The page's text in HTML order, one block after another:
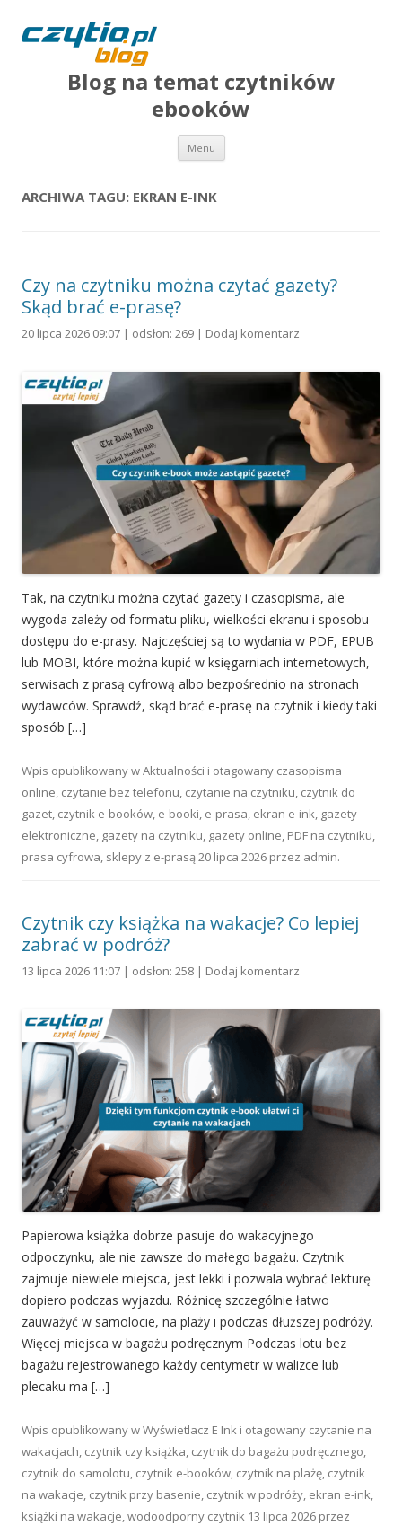
Blog na temat czytników
ebooków
Menu Przejdź do treści
ARCHIWA TAGU: EKRAN E-INK
Czy na czytniku można czytać gazety?
Skąd brać e-prasę?
20 lipca 2026 09:07 | odsłon: 269 | Dodaj komentarz
Tak, na czytniku można czytać gazety i czasopisma, ale
wygoda zależy od formatu pliku, wielkości ekranu i sposobu
dostępu do e-prasy. Najczęściej są to wydania w PDF, EPUB
lub MOBI, które można kupić w księgarniach internetowych,
serwisach z prasą cyfrową albo bezpośrednio na stronach
wydawców. Sprawdź, skąd brać e-prasę na czytnik i kiedy taki
sposób […]
Wpis opublikowany wAktualności i otagowany czasopisma
online, czytanie bez telefonu, czytanie na czytniku, czytnik do
gazet, czytnik e-booków, e-booki, e-prasa, ekran e-ink, gazety
elektroniczne, gazety na czytniku, gazety online, PDF na czytniku,
prasa cyfrowa, sklepy z e-prasą 20 lipca 2026 przez admin.
Czytnik czy książka na wakacje? Co lepiej
zabrać w podróż?
13 lipca 2026 11:07 | odsłon: 258 | Dodaj komentarz
Papierowa książka dobrze pasuje do wakacyjnego
odpoczynku, ale nie zawsze do małego bagażu. Czytnik
zajmuje niewiele miejsca, jest lekki i pozwala wybrać lekturę
dopiero podczas wyjazdu. Różnicę szczególnie łatwo
zauważyć w samolocie, na plaży i podczas dłuższej podróży.
Więcej miejsca w bagażu podręcznym Podczas lotu bez
bagażu rejestrowanego każdy centymetr w walizce lub
plecaku ma […]
Wpis opublikowany wWyświetlacz E Ink i otagowany czytanie na
wakacjach, czytnik czy książka, czytnik do bagażu podręcznego,
czytnik do samolotu, czytnik e-booków, czytnik na plażę, czytnik
na wakacje, czytnik przy basenie, czytnik w podróży, ekran e-ink,
książki na wakacje,wodoodporny czytnik 13 lipca 2026 przez